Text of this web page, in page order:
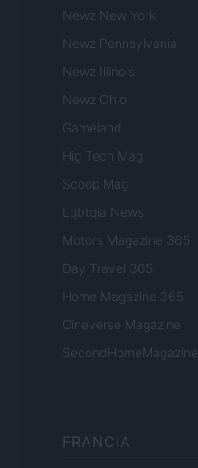
Newz New York
Newz Pennsylvania
Newz Illinois
Newz Ohio
Gameland
Hig Tech Mag
Scoop Mag
Lgbtqia News
Motors Magazine 365
Day Travel 365
Home Magazine 365
Cineverse Magazine
SecondHomeMagazine
FRANCIA